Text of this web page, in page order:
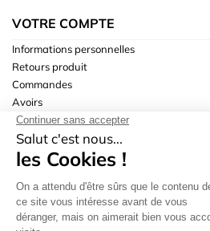
VOTRE COMPTE
Informations personnelles
Retours produit
Commandes
Avoirs
Adresses
Bons de réduction